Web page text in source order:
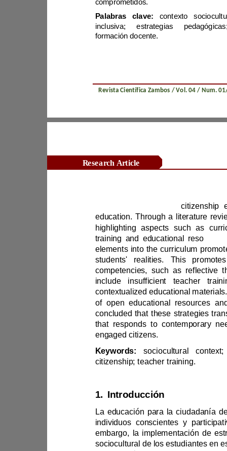
Revista Científica Zambos / Vol. 04
formación docente.
Research Article
training and educational reso
engaged citizens.
Keywords:
citizenship; teacher training.
1. Introducción
sociocultural de